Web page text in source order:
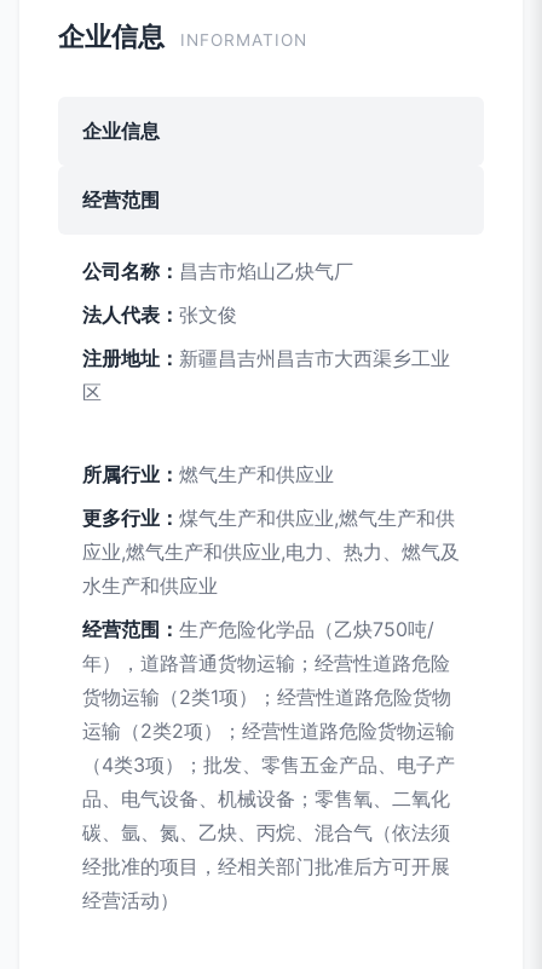
企业信息 INFORMATION
企业信息
经营范围
公司名称： 昌吉市焰山乙炔气厂
法人代表： 张文俊
注册地址： 新疆昌吉州昌吉市大西渠乡工业
区
所属行业： 燃气生产和供应业
更多行业： 煤气生产和供应业,燃气生产和供
应业,燃气生产和供应业,电力、热力、燃气及
水生产和供应业
经营范围： 生产危险化学品（乙炔750吨/
年），道路普通货物运输；经营性道路危险
货物运输（2类1项）；经营性道路危险货物
运输（2类2项）；经营性道路危险货物运输
（4类3项）；批发、零售五金产品、电子产
品、电气设备、机械设备；零售氧、二氧化
碳、氩、氮、乙炔、丙烷、混合气（依法须
经批准的项目，经相关部门批准后方可开展
经营活动）